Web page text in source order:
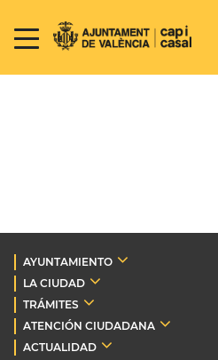
AYUNTAMIENTO
LA CIUDAD
TRÁMITES
ATENCIÓN CIUDADANA
ACTUALIDAD